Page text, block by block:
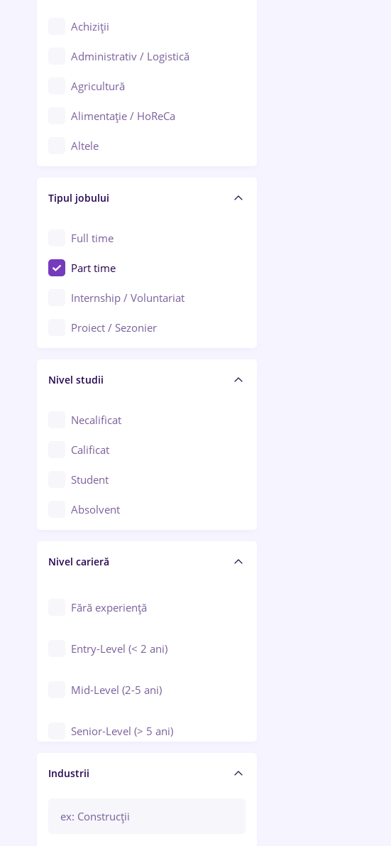
Galați (Galați)
Ploiești
Arad
Baia Mare
Bârlad
Bistrița (Bistrița-Năsăud)
Achiziții
Administrativ / Logistică
Agricultură
Alimentație / HoReCa
Altele
Asigurări
Au pair / Babysitter / Curățenie
Audit / Consultanță
Auto / Echipamente
Automatizări
Cercetare - dezvoltare
Chimie / Biochimie
Confecții / Design vestimentar
Construcții / Instalații
Controlul calității
Educație / Training / Arte
Tipul jobului
Full time
Part time
Internship / Voluntariat
Proiect / Sezonier
Nivel studii
Necalificat
Calificat
Student
Absolvent
Nivel carieră
Fără experiență
Entry-Level (< 2 ani)
Mid-Level (2-5 ani)
Senior-Level (> 5 ani)
Manager / Executiv
Industrii